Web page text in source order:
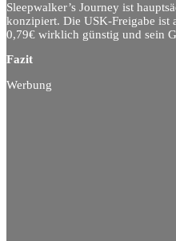
Sleepwalker’s Journey ist
konzipiert. Die USK-Freigabe ist
0,79€ wirklich günstig und sein
Fazit
Werbung